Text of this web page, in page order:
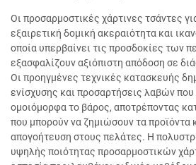
Οι προσαρμοστικές χάρτινες τσάντες
εξαιρετική δομική ακεραιότητα και
οποία υπερβαίνει τις προσδοκίες των
εξασφαλίζουν αξιόπιστη απόδοση σε
Οι προηγμένες τεχνικές κατασκευής
ενίσχυσης και προσαρτήσεις λαβών
ομοιόμορφα το βάρος, αποτρέποντας
που μπορούν να ζημιώσουν τα προϊόντα
απογοήτευση στους πελάτες. Η
υψηλής ποιότητας προσαρμοστικών